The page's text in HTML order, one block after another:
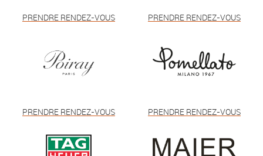
PRENDRE RENDEZ-VOUS PRENDRE RENDEZ-VOUS
PRENDRE RENDEZ-VOUS PRENDRE RENDEZ-VOUS